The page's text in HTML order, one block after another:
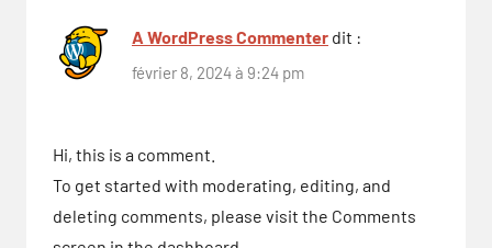
A WordPress Commenter dit :
février 8, 2024 à 9:24 pm
Hi, this is a comment.
To get started with moderating, editing, and
deleting comments, please visit the Comments